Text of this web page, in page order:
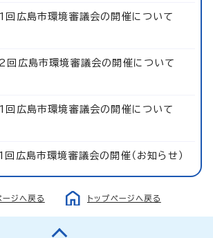
広島市環境審議会の開催について
回広島市環境審議会の開催について
広島市環境審議会の開催について
広島市環境審議会の開催（お知らせ）
ージへ戻る トップページへ戻る